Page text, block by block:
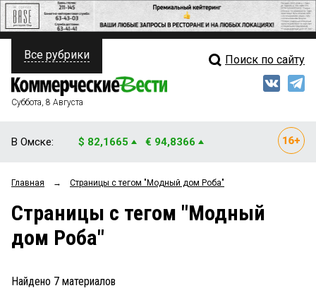
ПОЛИТИКА
ФИНАНСЫ
ОБЩЕСТВО
ЗАКОН
ПРОИСШЕСТВИЯ
Свежий выпуск
Мнения
Рейтинги
Все рубрики Поиск по сайту
Суббота, 8 Августа
В Омске: $ 82,1665 € 94,8366
Главная → Страницы c тегом "Модный дом Роба"
Страницы c тегом "Модный
дом Роба"
Найдено 7 материалов